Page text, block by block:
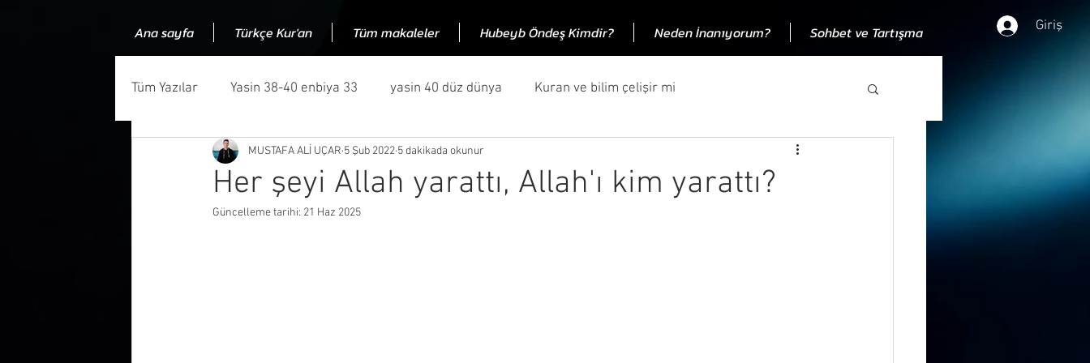
Ana sayfa Türkçe Kur'an Tüm makaleler Hubeyb Öndeş Kimdir? Neden İnanıyorum? Sohbet ve Tartışma Giriş
Tüm Yazılar Yasin 38-40 enbiya 33 yasin 40 düz dünya Kuran ve bilim çelişir mi
Kuran ve bilim uyumluluğu Kuran eleştirileri
Kuranın kaynağı Kuran muczieleri
Her şeyi Allah yarattı, Allah'ı kim yarattı?
MUSTAFA ALİ UÇAR 5 Şub 2022 5 dakikada okunur
Güncelleme tarihi: 21 Haz 2025